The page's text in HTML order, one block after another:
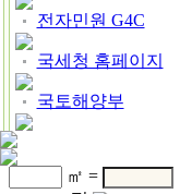
전자민원 G4C
국세청 홈페이지
국토해양부
㎡ =